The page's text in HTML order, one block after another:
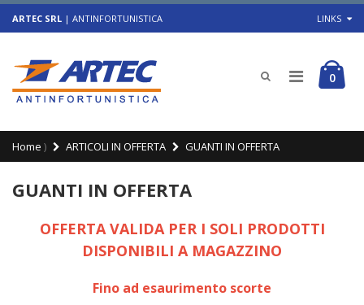
ARTEC SRL | ANTINFORTUNISTICA LINKS
0
Home ) ARTICOLI IN OFFERTA GUANTI IN OFFERTA
GUANTI IN OFFERTA
OFFERTA VALIDA PER I SOLI PRODOTTI
DISPONIBILI A MAGAZZINO
Fino ad esaurimento scorte